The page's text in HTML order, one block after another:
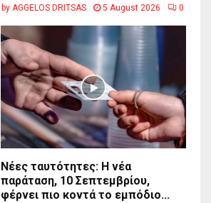
by AGGELOS DRITSAS 5 August 2026 0
Νέες ταυτότητες: Η νέα
παράταση, 10 Σεπτεμβρίου,
φέρνει πιο κοντά το εμπόδιο...